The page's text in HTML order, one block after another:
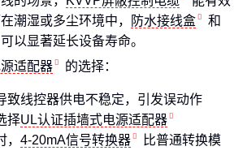
潮湿或多尘环境中，
防水接线盒
和
以显著延长设备寿命。
适配器 的选择：
致线控器供电不稳定，引发误动作
择UL认证插墙式电源适配器
4-20mA信号转换器
比普通转换模